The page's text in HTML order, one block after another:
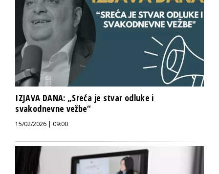
IZJAVA DANA: „Sreća je stvar odluke i
svakodnevne vežbe“
15/02/2026 | 09:00